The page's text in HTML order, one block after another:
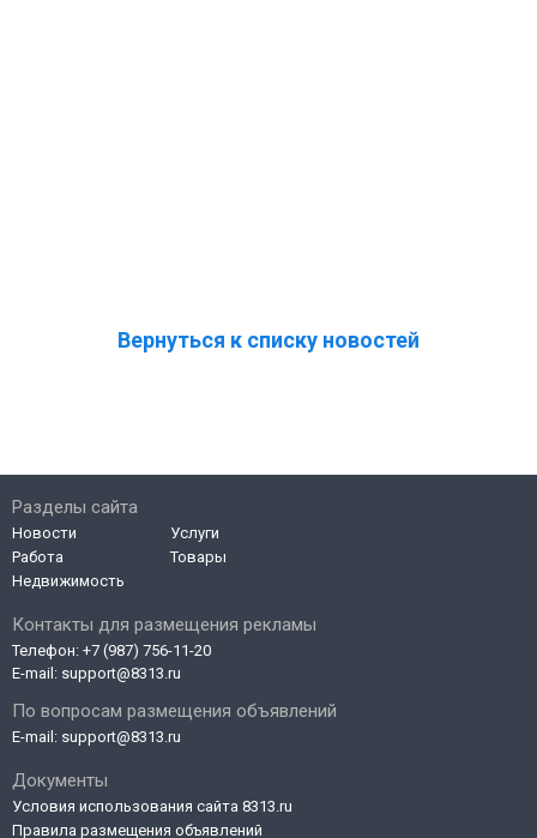
Вернуться к списку новостей
Контакты для размещения рекламы
Телефон: +7 (987) 756-11-20
E-mail: support@8313.ru
По вопросам размещения объявлений
E-mail: support@8313.ru
Документы
Условия использования сайта 8313.ru
Правила размещения объявлений
Разделы сайта
Новости
Работа
Недвижимость
Услуги
Товары